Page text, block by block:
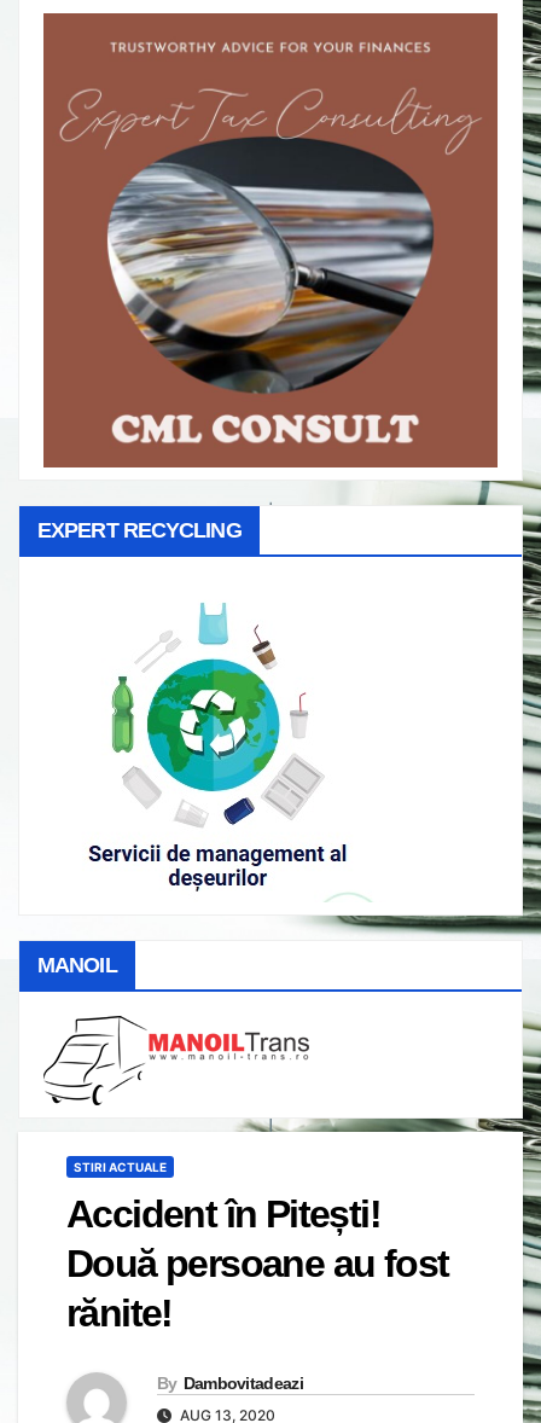
EXPERT RECYCLING
MANOIL
STIRI ACTUALE
Accident în Pitești!
Două persoane au fost
rănite!
By Dambovitadeazi
AUG 13, 2020